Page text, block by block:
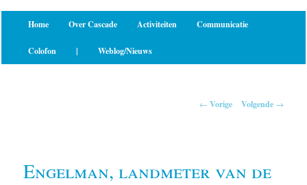
Home Over Cascade Activiteiten Communicatie
Colofon | Weblog/Nieuws
← Vorige Volgende →
Engelman, landmeter van de